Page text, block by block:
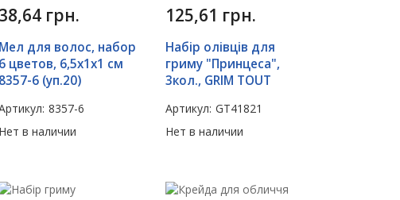
38,64 грн.
Мел для волос, набор
6 цветов, 6,5х1х1 см
8357-6 (уп.20)
8357-6
Нет в наличии
125,61 грн.
Набір олівців для
гриму "Принцеса",
3кол., GRIM TOUT
Артикул: GT41821
Нет в наличии